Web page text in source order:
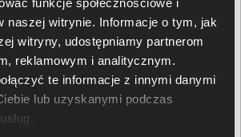
naszej witrynie. Informacje o tym, jak
witryny, udostępniamy partnerom
reklamowym i analitycznym.
te informacje z innymi danymi
lub uzyskanymi podczas